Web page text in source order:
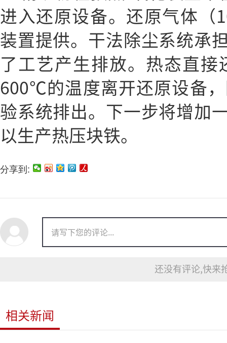
进入还原设备。还原气体（
装置提供。干法除尘系统承
了工艺产生排放。热态直接
600℃的温度离开还原设备，
验系统排出。下一步将增加
以生产热压块铁。
分享到:
还没有评论,快来
相关新闻